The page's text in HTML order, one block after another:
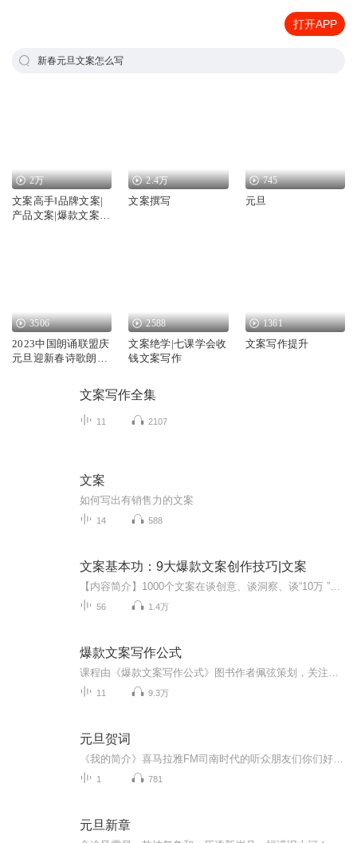
打开APP
新春元旦文案怎么写
2万
文案高手‖品牌文案|
产品文案|爆款文案‖
2.4万
文案撰写
745
元旦
3506
2023中国朗诵联盟庆
元旦迎新春诗歌朗诵
2588
文案绝学|七课学会收
钱文案写作
1361
文案写作提升
文案写作全集
11 2107
文案
如何写出有销售力的文案
14 588
文案基本功：9大爆款文案创作技巧|文案
56 1.4万
爆款文案写作公式
11 9.3万
元旦贺词
1 781
元旦新章